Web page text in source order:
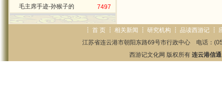
毛主席手迹-孙猴子的
7497
┇ 首 页 ┇ 相关新闻 ┇ 研究机构 ┇ 品读西游记 ┇
江苏省连云港市朝阳东路69号市行政中心 电话：
西游记文化网 版权所有 连云港信